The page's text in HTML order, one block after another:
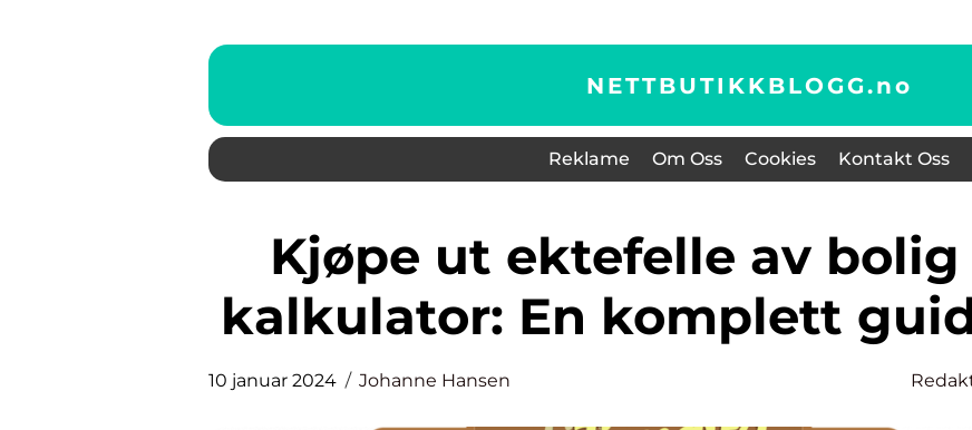
NETTBUTIKKBLOGG.no
Reklame Om Oss Cookies Kontakt Oss
Kjøpe ut ektefelle av bolig
kalkulator: En komplett
10 januar 2024 Johanne Hansen